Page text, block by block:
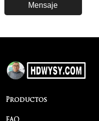
Productos